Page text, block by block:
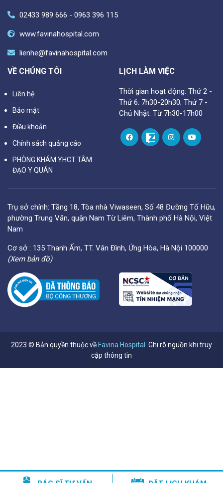
02433 989 666 - 0963 396 115
www.favinahospital.com
lienhe@favinahospital.com
VỀ CHÚNG TÔI
Liên hệ
Bảo mật
Điều khoản
Chính sách quảng cáo
PHÒNG KHÁM YHCT TÂM
ĐẠO Y QUÁN
LỊCH LÀM VIỆC
Thời gian hoạt động: Thứ 2 -
Thứ 6: 7h30-20h30; Thứ 7 -
Chủ Nhật: Từ 7h30-17h00
Trụ sở chính: Tầng 18, Tòa nhà Viwaseen, Số 48 Đường Tố Hữu,
phường Trung Văn, quận Nam Từ Liêm, Thành phố Hà Nội, Việt
Nam
Cơ sở : 135 Thanh Ấm, TT. Vân Đình, Ứng Hòa, Hà Nội 100000
(Xem bản đồ)
2023 © Bản quyền thuộc về Favina Hospital
. Ghi rõ nguồn khi truy
cập thông tin